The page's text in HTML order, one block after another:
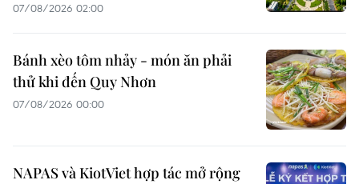
07/08/2026 02:00
Bánh xèo tôm nhảy - món ăn phải
thử khi đến Quy Nhơn
07/08/2026 00:00
NAPAS và KiotViet hợp tác mở rộng